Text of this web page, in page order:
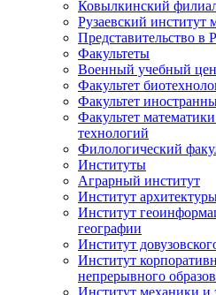
Ковылкинский
Рузаевский институт
Представительство в
Факультеты
Военный учебный
Факультет
Факультет
Факультет
технологий
Филологический
Институты
Аграрный институт
Институт
Институт
географии
Институт
Институт
непрерывного
Институт механики и